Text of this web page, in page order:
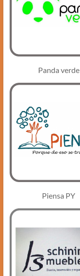
Panda verde
Piensa PY